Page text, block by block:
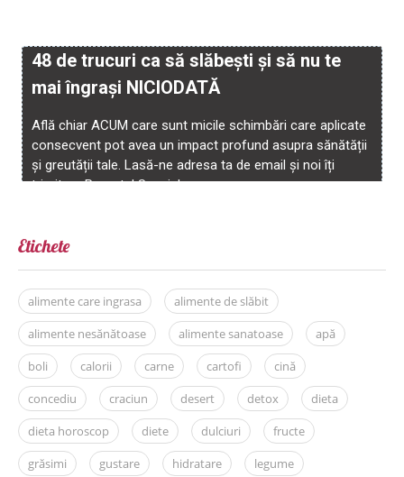
Etichete
alimente care ingrasa
alimente de slăbit
alimente nesănătoase
alimente sanatoase
apă
boli
calorii carne cartofi
cină
concediu
craciun desert detox
dieta
dieta horoscop
diete dulciuri
fructe
grăsimi
gustare hidratare
legume